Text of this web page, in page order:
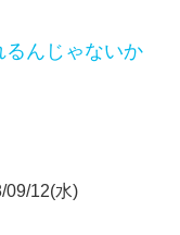
るんじゃないか
09/12(水)